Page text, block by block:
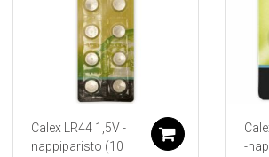
Lisää ostoskoriin
Calex LR44 1,5V -
nappiparisto (10
Lisää
-